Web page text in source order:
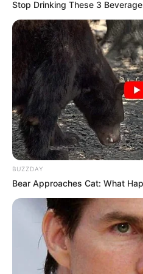
Stop Drinking These 3
BUZZDAY
Bear Approaches Cat: What